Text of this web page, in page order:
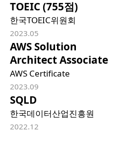
TOEIC (755점)
한국TOEIC위원회
2023.05
AWS Solution
Architect Associate
AWS Certificate
2023.09
SQLD
한국데이터산업진흥원
2022.12